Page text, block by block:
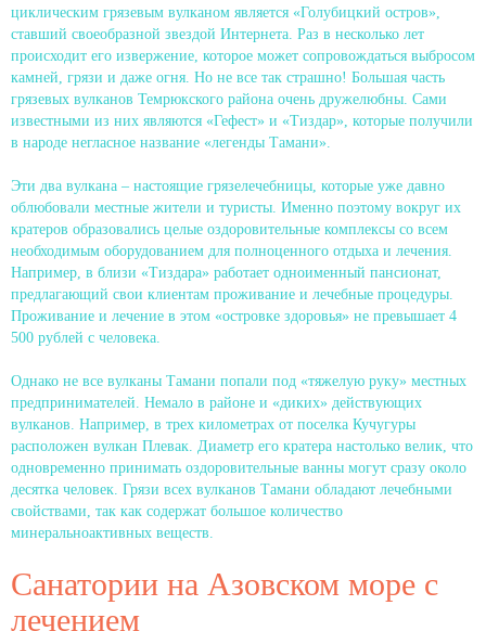
циклическим грязевым вулканом является «Голубицкий остров»,
ставший своеобразной звездой Интернета. Раз в несколько лет
происходит его извержение, которое может сопровождаться выбросом
камней, грязи и даже огня. Но не все так страшно! Большая часть
грязевых вулканов Темрюкского района очень дружелюбны. Сами
известными из них являются «Гефест» и «Тиздар», которые получили
в народе негласное название «легенды Тамани».
Эти два вулкана – настоящие грязелечебницы, которые уже давно
облюбовали местные жители и туристы. Именно поэтому вокруг их
кратеров образовались целые оздоровительные комплексы со всем
необходимым оборудованием для полноценного отдыха и лечения.
Например, в близи «Тиздара» работает одноименный пансионат,
предлагающий свои клиентам проживание и лечебные процедуры.
Проживание и лечение в этом «островке здоровья» не превышает 4
500 рублей с человека.
Однако не все вулканы Тамани попали под «тяжелую руку» местных
предпринимателей. Немало в районе и «диких» действующих
вулканов. Например, в трех километрах от поселка Кучугуры
расположен вулкан Плевак. Диаметр его кратера настолько велик, что
одновременно принимать оздоровительные ванны могут сразу около
десятка человек. Грязи всех вулканов Тамани обладают лечебными
свойствами, так как содержат большое количество
минеральноактивных веществ.
Санатории на Азовском море с
лечением